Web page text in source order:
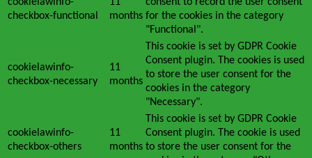
cookielawinfo-
checkbox-functional
11
months
consent to record the user consent
for the cookies in the category
"Functional".
cookielawinfo-
checkbox-necessary
11
months
This cookie is set by GDPR Cookie
Consent plugin. The cookies is used
to store the user consent for the
cookies in the category
"Necessary".
cookielawinfo-
checkbox-others
11
months
This cookie is set by GDPR Cookie
Consent plugin. The cookie is used
to store the user consent for the